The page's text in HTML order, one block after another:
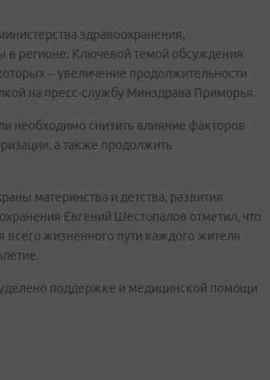
здравоохранения,
в регионе. Ключевой темой обсуждения
– увеличение продолжительности
на пресс-службу Минздрава Приморья.
необходимо снизить влияние факторов
а также продолжить
материнства и детства, развития
Евгений Шестопалов отметил, что
жизненного пути каждого жителя
поддержке и медицинской помощи